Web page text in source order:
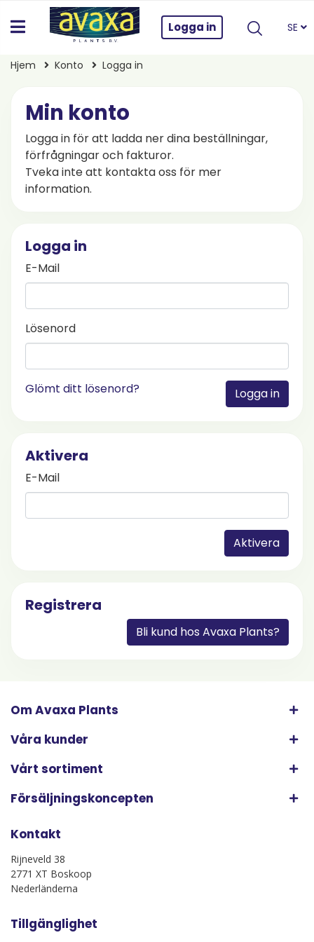
Logga in SE
Hjem Konto Logga in
Min konto
Logga in för att ladda ner dina beställningar,
förfrågningar och fakturor.
Tveka inte att kontakta oss för mer
information.
Logga in
E-Mail
Lösenord
Glömt ditt lösenord? Logga in
Aktivera
E-Mail
Aktivera
Registrera
Bli kund hos Avaxa Plants?
Om Avaxa Plants
Våra kunder
Vårt sortiment
Försäljningskoncepten
Kontakt
Rijneveld 38
2771 XT Boskoop
Nederländerna
Tillgänglighet